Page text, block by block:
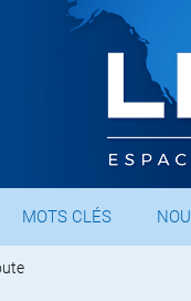
MOTS CLÉS